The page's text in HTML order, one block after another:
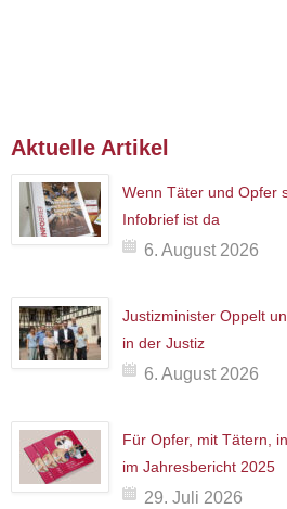
Aktuelle Artikel
Wenn Täter und Opfer
Infobrief ist da
6. August 2026
Justizminister Oppelt
in der Justiz
6. August 2026
Für Opfer, mit Tätern,
im Jahresbericht 2025
29. Juli 2026